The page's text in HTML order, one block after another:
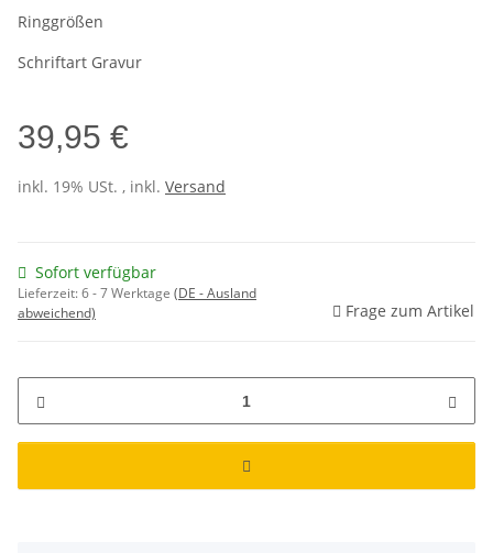
Ringgrößen
Schriftart Gravur
39,95 €
inkl. 19% USt. , inkl. Versand
Sofort verfügbar
Lieferzeit:6 - 7 Werktage (DE - Ausland
abweichend)
Frage zum Artikel